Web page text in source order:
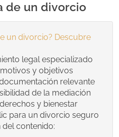
de un divorcio
un divorcio? Descubre
legal especializado
y objetivos
relevante
de la mediación
y bienestar
para un divorcio seguro
del contenido: